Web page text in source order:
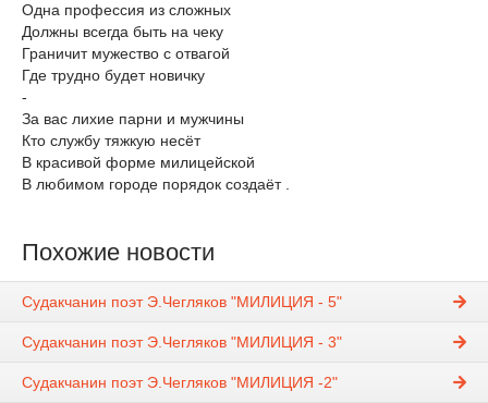
Одна профессия из сложных
Должны всегда быть на чеку
Граничит мужество с отвагой
Где трудно будет новичку
-
За вас лихие парни и мужчины
Кто службу тяжкую несёт
В красивой форме милицейской
В любимом городе порядок создаёт .
Похожие новости
Судакчанин поэт Э.Чегляков "МИЛИЦИЯ - 5"
Судакчанин поэт Э.Чегляков "МИЛИЦИЯ - 3"
Судакчанин поэт Э.Чегляков "МИЛИЦИЯ -2"